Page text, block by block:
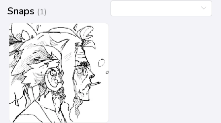
Snaps (1)